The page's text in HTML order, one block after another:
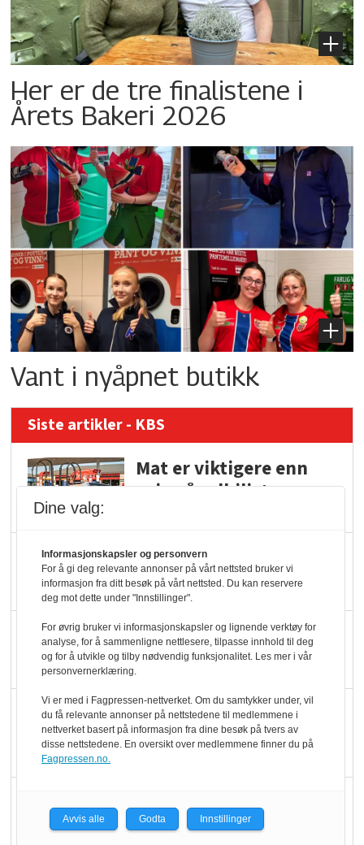
Her er de tre finalistene i
Årets Bakeri 2026
Vant i nyåpnet butikk
Siste artikler - KBS
Mat er viktigere enn
pris når elbilister
Ti bensinstasjoner
legger ned hver måned
Potetball, kylling og 98
oktan
KBS-bransjen i
endring: Stadig større
Vokser med ferdigmat
i dagligvare
Dine valg:
Informasjonskapsler og personvern
For å gi deg relevante annonser på vårt nettsted bruker vi
informasjon fra ditt besøk på vårt nettsted. Du kan reservere
deg mot dette under "Innstillinger".
For øvrig bruker vi informasjonskapsler og lignende verktøy for
analyse, for å sammenligne nettlesere, tilpasse innhold til deg
og for å utvikle og tilby nødvendig funksjonalitet. Les mer i vår
personvernerklæring.
Vi er med i Fagpressen-nettverket. Om du samtykker under, vil
du få relevante annonser på nettstedene til medlemmene i
nettverket basert på informasjon fra dine besøk på tvers av
disse nettstedene. En oversikt over medlemmene finner du på
Fagpressen.no.
Avvis alle Godta Innstillinger